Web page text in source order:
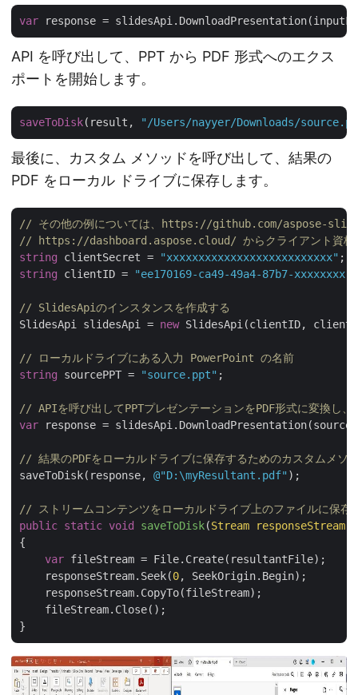
var
API を呼び出して、PPT から PDF 形式へのエクス
ポートを開始します。
saveToDisk(result, "/Users/nayyer/Downloads/
最後に、カスタム メソッドを呼び出して、結果の
PDF をローカル ドライブに保存します。
// その他の例については、https://github.com/aspose-
// https://dashboard.aspose.cloud/ からクライアント資格
string clientSecret = "xxxxxxxxxxxxxxxxxxxxxxxxxx"
string clientID = "ee170169-ca49-49a4-87b7-xxxxxxxx"
// SlidesApiのインスタンスを作成する
SlidesApi slidesApi = new SlidesApi(clientID,
// ローカルドライブにある入力 PowerPoint の名前
string sourcePPT = "source.ppt" ;
// APIを呼び出してPPTプレゼンテーションをPDF形式に変換し
var response =
// 結果のPDFをローカルドライブに保存するためのカスタムメソ
saveToDisk(response, @"D:\myResultant.pdf" );
// ストリームコンテンツをローカルドライブ上のファイルに保存
public static void saveToDisk(Stream
{
var fileStream = File.Create(resultantFile);
    responseStream.Seek(
0, SeekOrigin.Begin);
    responseStream.CopyTo(fileStream);
    fileStream.Close();